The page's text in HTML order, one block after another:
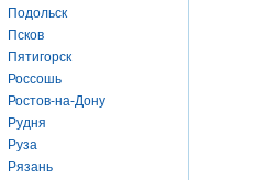
Подольск
Псков
Пятигорск
Россошь
Ростов-на-Дону
Рудня
Руза
Рязань